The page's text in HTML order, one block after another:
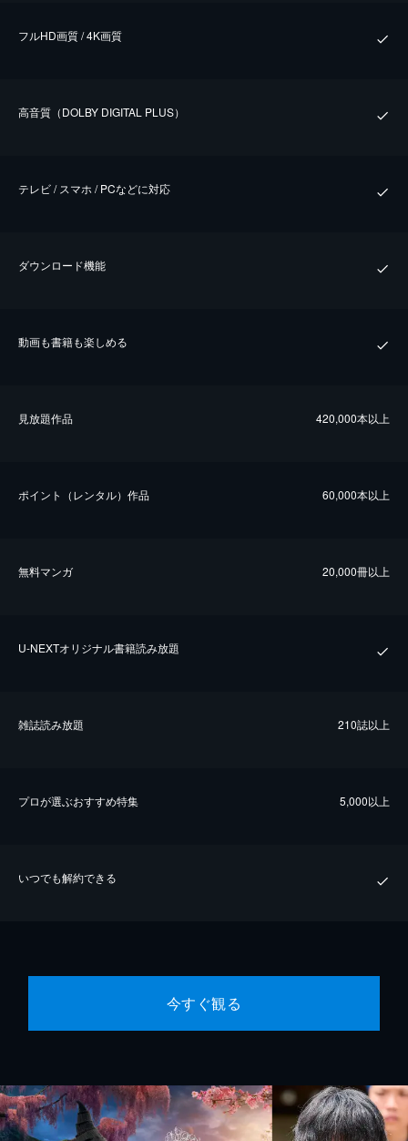
フルHD画質 / 4K画質
⾼⾳質（DOLBY DIGITAL PLUS）
テレビ / スマホ / PCなどに対応
ダウンロード機能
動画も書籍も楽しめる
⾒放題作品 420,000本以上
ポイント（レンタル）作品 60,000本以上
無料マンガ 20,000冊以上
U-NEXTオリジナル書籍読み放題
雑誌読み放題 210誌以上
プロが選ぶおすすめ特集 5,000以上
いつでも解約できる
今すぐ観る